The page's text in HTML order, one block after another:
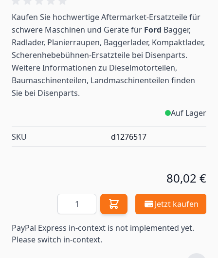
Kaufen Sie hochwertige Aftermarket-Ersatzteile für
schwere Maschinen und Geräte für Ford Bagger,
Radlader, Planierraupen, Baggerlader, Kompaktlader,
Scherenhebebühnen-Ersatzteile bei Disenparts.
Weitere Informationen zu Dieselmotorteilen,
Baumaschinenteilen, Landmaschinenteilen finden
Sie bei Disenparts.
Auf Lager
SKU d1276517
80,02 €
Menge Jetzt kaufen
PayPal Express in-context is not implemented yet.
Please switch in-context.